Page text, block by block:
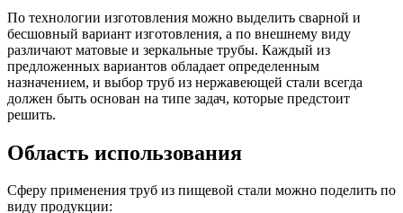
По технологии изготовления можно выделить сварной и
бесшовный вариант изготовления, а по внешнему виду
различают матовые и зеркальные трубы. Каждый из
предложенных вариантов обладает определенным
назначением, и выбор труб из нержавеющей стали всегда
должен быть основан на типе задач, которые предстоит
решить.
Область использования
Сферу применения труб из пищевой стали можно поделить по
виду продукции: